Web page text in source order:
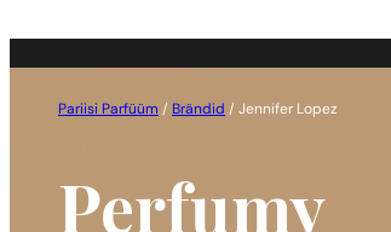
Pariisi Parfüüm / Brändid / Jennifer Lopez
Perfumy